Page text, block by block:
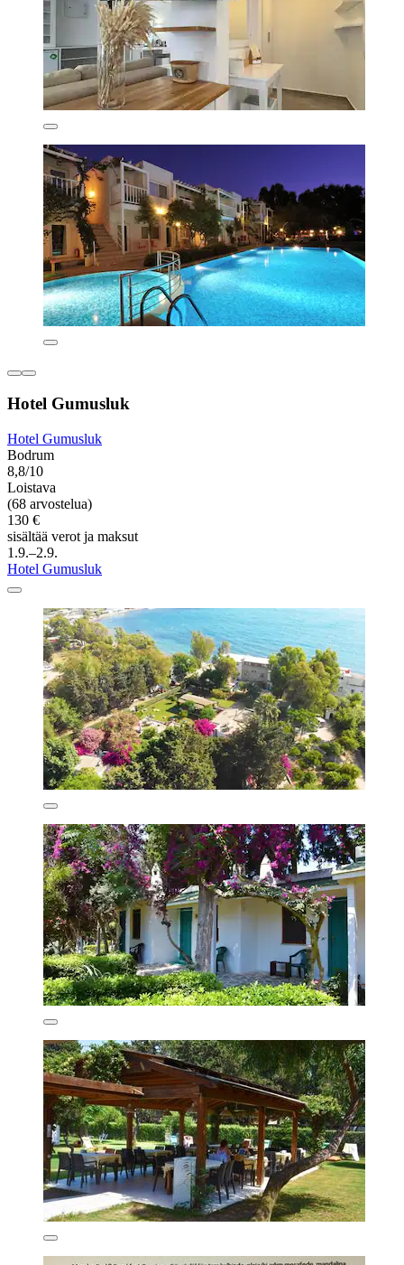
Hotel Gumusluk
Hotel Gumusluk
Bodrum
8,8/10
Loistava
(68 arvostelua)
130 €
sisältää verot ja maksut
1.9.–2.9.
Hotel Gumusluk